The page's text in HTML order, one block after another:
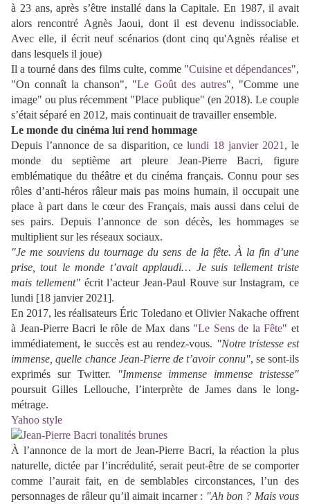
à 23 ans, après s’être installé dans la Capitale. En 1987, il avait
alors rencontré Agnès Jaoui, dont il est devenu indissociable.
Avec elle, il écrit neuf scénarios (dont cinq qu'Agnès réalise et
dans lesquels il joue)
Il a tourné dans des films culte, comme "Cuisine et dépendances",
"On connaît la chanson", "Le Goût des autres", "Comme une
image" ou plus récemment "Place publique" (en 2018). Le couple
s’était séparé en 2012, mais continuait de travailler ensemble.
Le monde du cinéma lui rend hommage
Depuis l’annonce de sa disparition, celundi 18 janvier 2021 , le
monde du septième art pleure Jean-Pierre Bacri, figure
emblématique du théâtre et du cinéma français. Connu pour ses
rôles d’anti-héros râleur mais pas moins humain, il occupait une
place à part dans le cœur des Français, mais aussi dans celui de
ses pairs. Depuis l’annonce de son décès, les hommages se
multiplient sur les réseaux sociaux.
"Je me souviens du tournage du sens de la fête. À la fin d’une
prise, tout le monde t’avait applaudi… Je suis tellement triste
mais tellement"écrit l’acteur Jean-Paul Rouve sur Instagram, ce
lundi [18 janvier 2021].
En 2017, les réalisateurs Éric Toledano et Olivier Nakache offrent
à Jean-Pierre Bacri le rôle de Max dans "Le Sens de la Fête" et
immédiatement, le succès est au rendez-vous. "Notre tristesse est
immense, quelle chance Jean-Pierre de t’avoir connu", se sont-ils
exprimés sur Twitter.
"Immense immense immense tristesse"
poursuit Gilles Lellouche, l’interprète de James dans le long-
métrage.
Yahoo style
À l’annonce de la mort de Jean-Pierre Bacri, la réaction la plus
naturelle, dictée par l’incrédulité, serait peut-être de se comporter
comme l’aurait fait, en de semblables circonstances, l’un des
personnages de râleur qu’il aimait incarner : "Ah bon ? Mais vous